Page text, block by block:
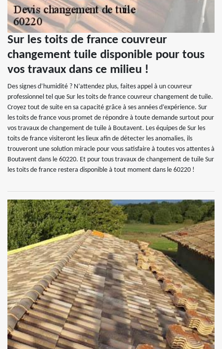
Sur les toits de france couvreur
changement tuile disponible pour tous
vos travaux dans ce milieu !
Des signes d’humidité ? N’attendez plus, faites appel à un couvreur
professionnel tel que Sur les toits de france couvreur changement de tuile.
Croyez tout de suite en sa capacité grâce à ses années d’expérience. Sur
les toits de france vous promet de répondre à toute demande surtout pour
vos travaux de changement de tuile à Boutavent. Les équipes de Sur les
toits de france visiteront les lieux afin de détecter les anomalies, ils
trouveront une solution miracle pour vous satisfaire à toutes vos attentes à
Boutavent dans le 60220. Et pour tous travaux de changement de tuile Sur
les toits de france restera disponible à tout moment dans le 60220 !